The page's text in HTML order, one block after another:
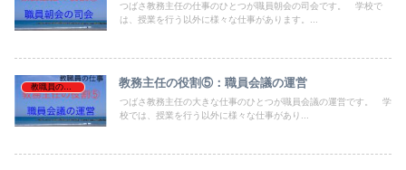
つばさ教務主任の仕事のひとつが職員朝会の司会です。 学校で
は、授業を行う以外に様々な仕事があります。...
教職員の仕事 教務主任の役割⑤：職員会議の運営
つばさ教務主任の大きな仕事のひとつが職員会議の運営です。 学
校では、授業を行う以外に様々な仕事があり...